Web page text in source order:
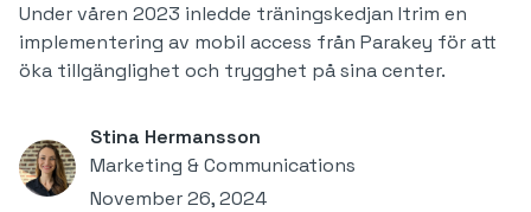
Under våren 2023 inledde träningskedjan Itrim en
implementering av mobil access från Parakey för att
öka tillgänglighet och trygghet på sina center.
Stina Hermansson
Marketing & Communications
November 26, 2024